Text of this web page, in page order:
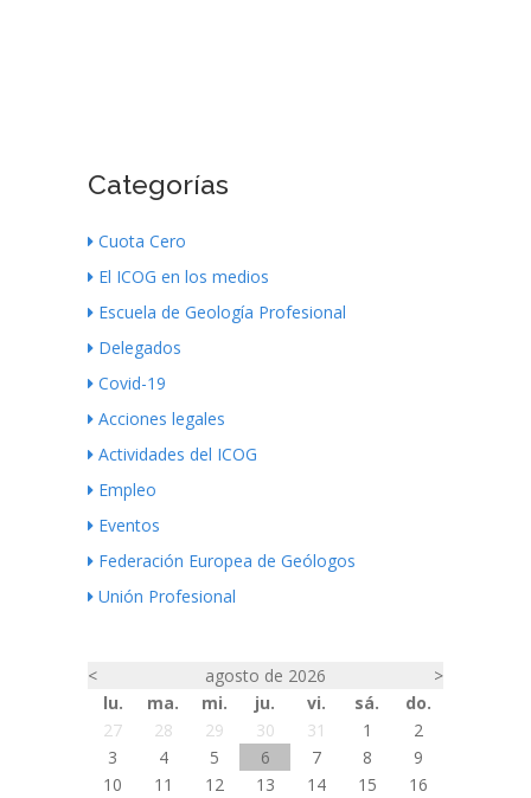
Categorías
Cuota Cero
El ICOG en los medios
Escuela de Geología Profesional
Delegados
Covid-19
Acciones legales
Actividades del ICOG
Empleo
Eventos
Federación Europea de Geólogos
Unión Profesional
< agosto de 2026
>
lu.
ma. mi. ju. vi. sá.
do.
27
28 29 30 31 1
2
3
4 5 6 7 8
9
10
11 12 13 14 15
16